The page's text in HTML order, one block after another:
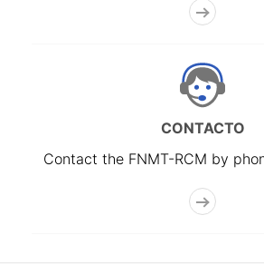
CONTACTO
Contact the FNMT-RCM by